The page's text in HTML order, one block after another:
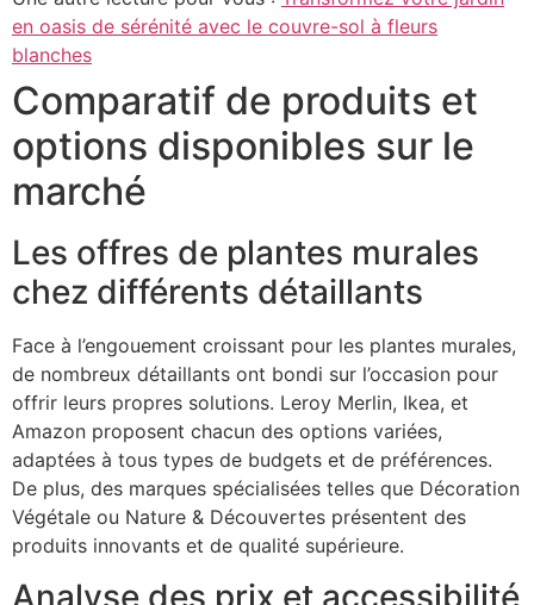
en oasis de sérénité avec le couvre-sol à fleurs
blanches
Comparatif de produits et
options disponibles sur le
marché
Les offres de plantes murales
chez différents détaillants
Face à l’engouement croissant pour les plantes murales,
de nombreux détaillants ont bondi sur l’occasion pour
offrir leurs propres solutions. Leroy Merlin, Ikea, et
Amazon proposent chacun des options variées,
adaptées à tous types de budgets et de préférences.
De plus, des marques spécialisées telles que Décoration
Végétale ou Nature & Découvertes présentent des
produits innovants et de qualité supérieure.
Analyse des prix et accessibilité